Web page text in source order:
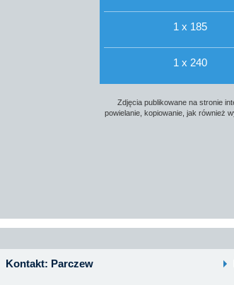
1 x 185
1 x 240
Zdjęcia publikowane na stronie
powielanie, kopiowanie, jak również
Kontakt: Parczew